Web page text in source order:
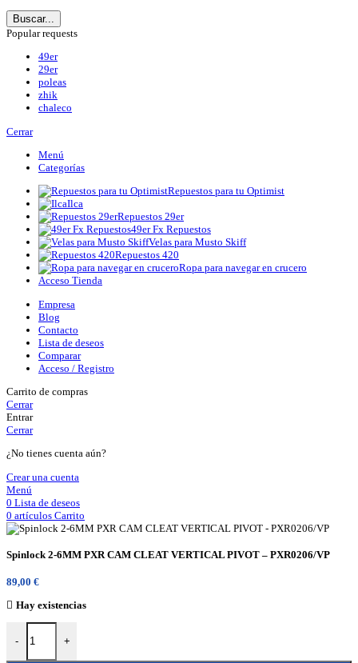
Buscar...
Popular requests
49er
29er
poleas
zhik
chaleco
Cerrar
Menú
Categorías
Repuestos para tu Optimist
Ilca
Repuestos 29er
49er Fx Repuestos
Velas para Musto Skiff
Repuestos 420
Ropa para navegar en crucero
Acceso Tienda
Empresa
Blog
Contacto
Lista de deseos
Comparar
Acceso / Registro
Carrito de compras
Cerrar
Entrar
Cerrar
¿No tienes cuenta aún?
Crear una cuenta
Menú
0 Lista de deseos
0 artículos Carrito
Spinlock 2-6MM PXR CAM CLEAT VERTICAL PIVOT – PXR0206/VP
89,00 €
Hay existencias
-
Spinlock 2-6MM PXR CAM CLEAT VERTICAL PIVOT - PXR0206/VP cantidad
+